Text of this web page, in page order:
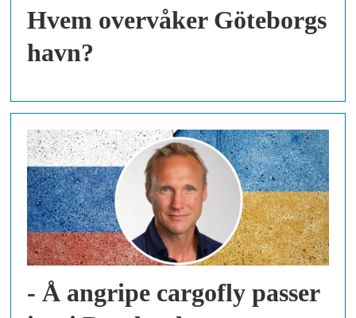
Hvem overvåker Göteborgs
havn?
- Å angripe cargofly passer